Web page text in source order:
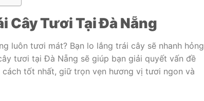
Cây Tươi Tại Đà Nẵng
luôn tươi mát? Bạn lo lắng trái cây sẽ nhanh hỏng
tươi tại Đà Nẵng sẽ giúp bạn giải quyết vấn đề
tốt nhất, giữ trọn vẹn hương vị tươi ngon và